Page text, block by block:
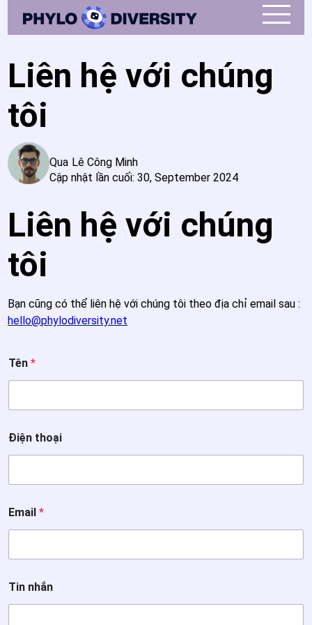
Liên hệ với chúng
tôi
Qua Lê Công Minh
Cập nhật lần cuối:30, September 2024
Liên hệ với chúng
tôi
Bạn cũng có thể liên hệ với chúng tôi theo địa chỉ email sau :
hello@phylodiversity.net
Tên*
Điện thoại
Email*
ệ
Tin nhắn